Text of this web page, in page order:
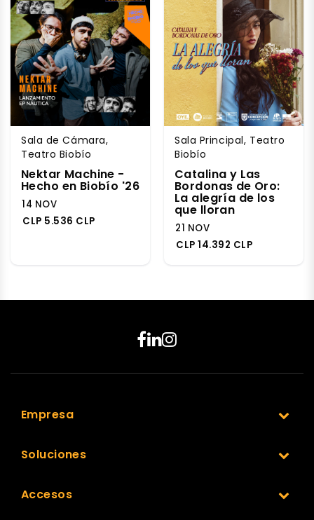
Sala de Cámara,
Teatro Biobío
Nektar Machine -
Hecho en Biobío '26
14 NOV
CLP 5.536 CLP
Sala Principal, Teatro
Biobío
Catalina y Las
Bordonas de Oro:
La alegría de los
que lloran
21 NOV
CLP 14.392 CLP
Empresa
Soluciones
Accesos